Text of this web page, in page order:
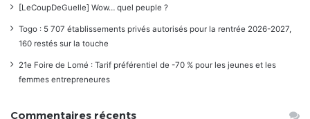
[LeCoupDeGuelle] Wow… quel peuple ?
Togo : 5 707 établissements privés autorisés pour la rentrée 2026-2027,
160 restés sur la touche
21e Foire de Lomé : Tarif préférentiel de -70 % pour les jeunes et les
femmes entrepreneures
Commentaires récents